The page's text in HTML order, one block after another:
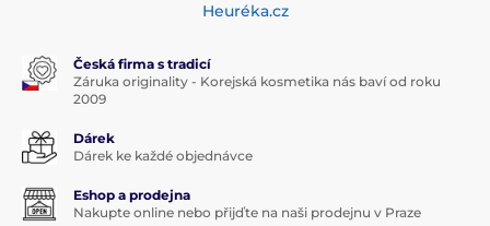
Heuréka.cz
Česká firma s tradicí
Záruka originality - Korejská kosmetika nás baví od roku
2009
Dárek
Dárek ke každé objednávce
Eshop a prodejna
Nakupte online nebo přijďte na naši prodejnu v Praze